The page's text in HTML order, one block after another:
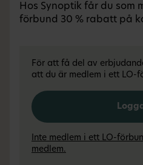
Hos Synoptik får du som
förbund 30 % rabatt på
För att få del av
att du är medlem i ett LO-
Inte medlem i ett LO-
medlem.